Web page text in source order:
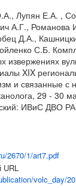
Лупян Е.А. ,
А.Г., Романова
Д.А.,
С.Б.
извержениях
XIX
и связанные с
29 - 30
ИВиС ДВО
2670/1/art7.pdf
volc_day/